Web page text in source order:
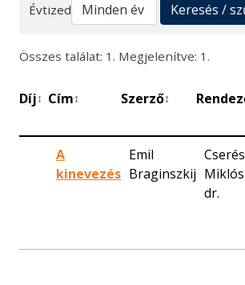
Évtized
Keresés /
Összes találat: 1. Megjelenítve: 1.
Díj↕ Cím↕ Szerző↕
A
kinevezés
Emil
Braginszkij
Cserés
Miklós
dr.